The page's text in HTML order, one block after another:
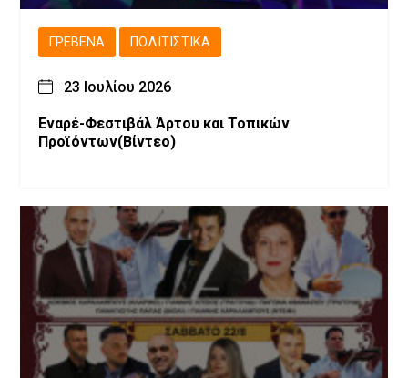
ΓΡΕΒΕΝΆ ΠΟΛΙΤΙΣΤΙΚΆ
23 Ιουλίου 2026
Εναρέ-Φεστιβάλ Άρτου και Τοπικών
Προϊόντων(Βίντεο)